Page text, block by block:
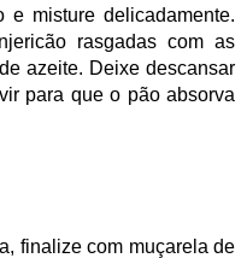
e misture delicadamente.
rasgadas com as
azeite. Deixe descansar
para que o pão absorva
finalize com muçarela de